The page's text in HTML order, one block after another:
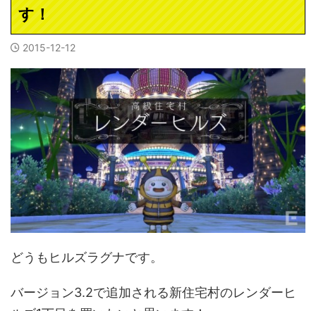
す！
2015-12-12
どうもヒルズラグナです。
バージョン3.2で追加される新住宅村のレンダーヒ